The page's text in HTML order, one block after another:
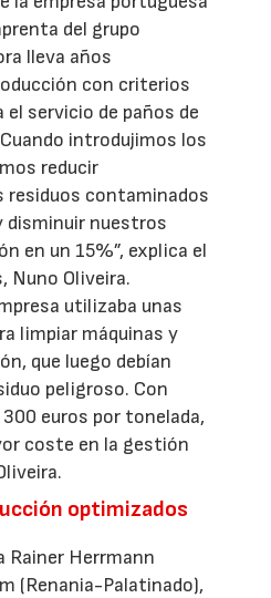
del grupo
lleva años
con criterios
servicio de paños de
introdujimos los
reducir
residuos contaminados
disminuir nuestros
en un 15%”, explica el
Nuno Oliveira.
utilizaba unas
limpiar máquinas y
que luego debían
peligroso. Con
euros por tonelada,
coste en la gestión
optimizados
Rainer Herrmann
(Renania-Palatinado),